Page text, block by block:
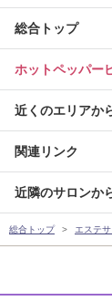
総合トップ
ホットペッパー
近くのエリアか
関連リンク
近隣のサロンか
総合トップ エステ